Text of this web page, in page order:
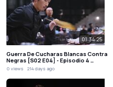
01:34:25
Guerra De Cucharas Blancas Contra
Negras [S02 E04] - Episodio 4 …
0 views 214 days ago